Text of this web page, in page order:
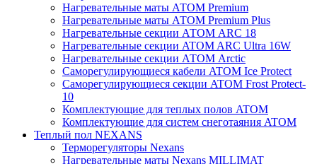
Нагревательные маты АТОМ Premium
Нагревательные маты АТОМ Premium Plus
Нагревательные секции АТОМ ARC 18
Нагревательные секции ATOM ARC Ultra 16W
Нагревательные секции АТОМ Arctic
Саморегулирующиеся кабели ATOM Ice Protect
Саморегулирующиеся секции ATOM Frost Protect-
10
Комплектующие для теплых полов ATOM
Комплектующие для систем снеготаяния ATOM
Теплый пол NEXANS
Терморегуляторы Nexans
Нагревательные маты Nexans MILLIMAT